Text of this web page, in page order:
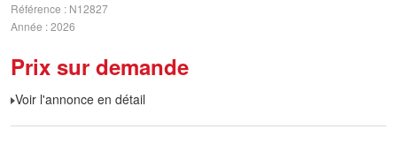
Référence
N12827
Année 2026
Prix sur demande
Voir l'annonce en détail